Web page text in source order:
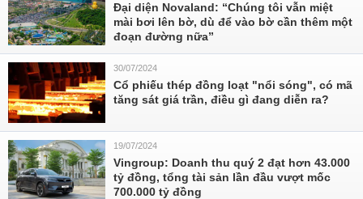
Đại diện Novaland: “Chúng tôi vẫn miệt
mài bơi lên bờ, dù để vào bờ cần thêm một
đoạn đường nữa”
30/07/2024
Cổ phiếu thép đồng loạt "nổi sóng", có mã
tăng sát giá trần, điều gì đang diễn ra?
19/07/2024
Vingroup: Doanh thu quý 2 đạt hơn 43.000
tỷ đồng, tổng tài sản lần đầu vượt mốc
700.000 tỷ đồng